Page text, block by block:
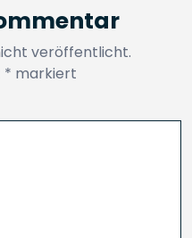
veröffentlicht.
* markiert